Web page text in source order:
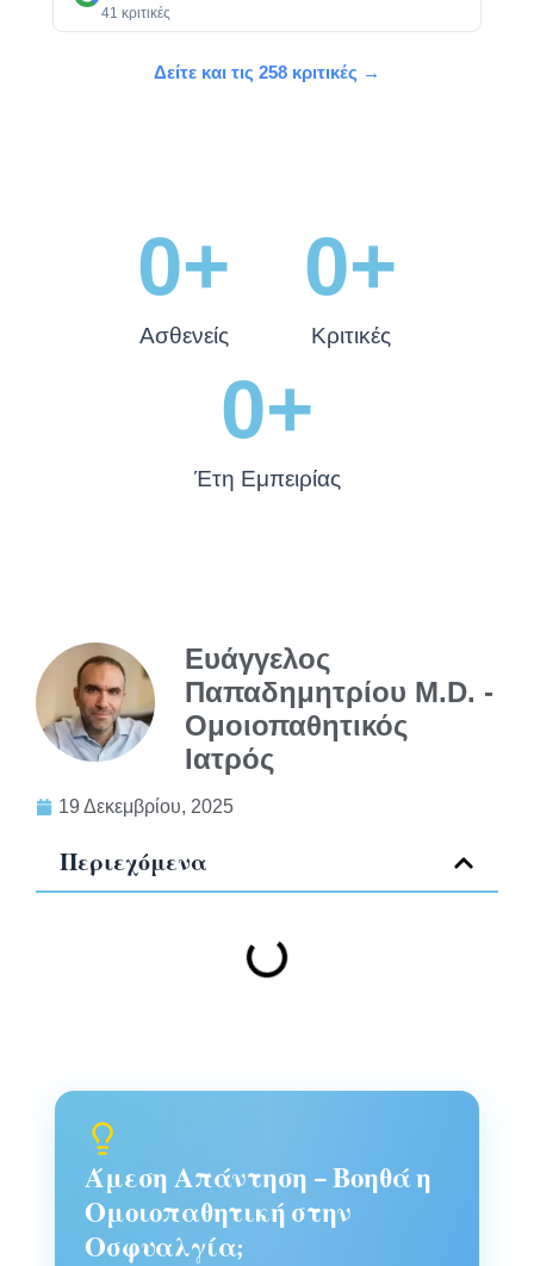
41 κριτικές
Δείτε και τις 258 κριτικές →
Ασθενείς
0+
Κριτικές
0+
Έτη Εμπειρίας
0+
Ευάγγελος
Παπαδημητρίου M.D. -
Ομοιοπαθητικός
Ιατρός
19 Δεκεμβρίου, 2025
Περιεχόμενα
Άμεση Απάντηση – Βοηθά η
Ομοιοπαθητική στην
Οσφυαλγία;